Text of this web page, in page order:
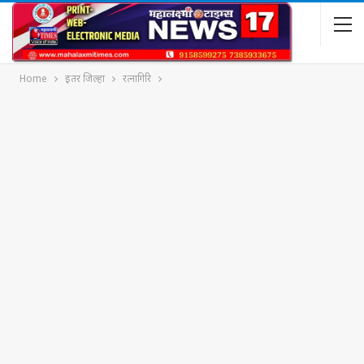
Home इतर जिल्हा रत्नागिरि